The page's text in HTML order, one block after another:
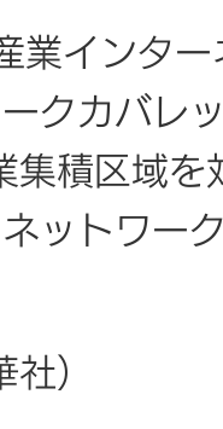
業インタ
クカバレ
集積区域
ットワー
）